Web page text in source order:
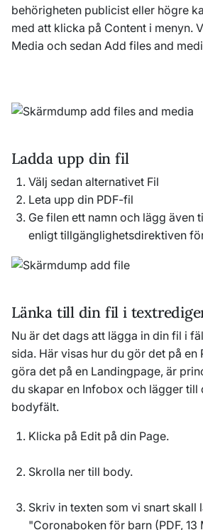
behörigheten publicist eller högre
med att klicka på Content i menyn.
Media och sedan Add files and
Ladda upp din fil
Välj sedan alternativet Fil
Leta upp din PDF-fil
Ge filen ett namn och lägg även
enligt tillgänglighetsdirektiven
Länka till din fil i
Nu är det dags att lägga in din fil i
sida. Här visas hur du gör det på en
göra det på en Landingpage, är
du skapar en Infobox och lägger till
bodyfält.
Klicka på Edit på din Page.
Skrolla ner till body.
Skriv in texten som vi snart skall
"Coronaboken för barn (PDF, 13